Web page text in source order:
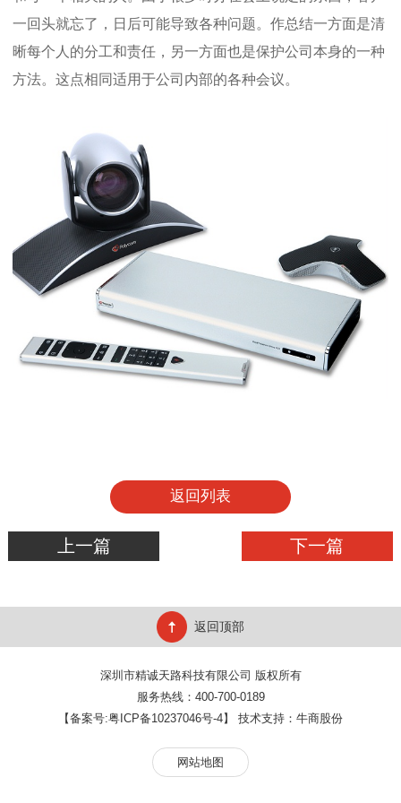
一回头就忘了，日后可能导致各种问题。作总结一方面是清
晰每个人的分工和责任，另一方面也是保护公司本身的一种
方法。这点相同适用于公司内部的各种会议。
返回列表
上一篇 下一篇
返回顶部
深圳市精诚天路科技有限公司 版权所有
服务热线：400-700-0189
【备案号:粤ICP备10237046号-4】 技术支持： 牛商股份
网站地图